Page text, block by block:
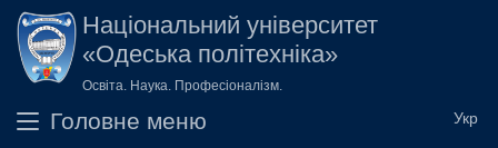
Перейти до основного вмісту
Національний університет
«Одеська політехніка»
Освіта. Наука. Професіоналізм.
Головне меню